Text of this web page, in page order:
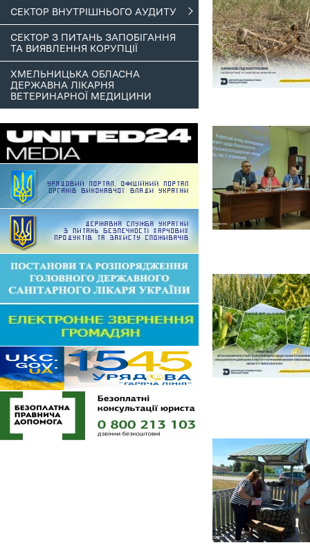
СЕКТОР ВНУТРІШНЬОГО АУДИТУ
СЕКТОР З ПИТАНЬ ЗАПОБІГАННЯ
ТА ВИЯВЛЕННЯ КОРУПЦІЇ
ХМЕЛЬНИЦЬКА ОБЛАСНА
ДЕРЖАВНА ЛІКАРНЯ
ВЕТЕРИНАРНОЇ МЕДИЦИНИ